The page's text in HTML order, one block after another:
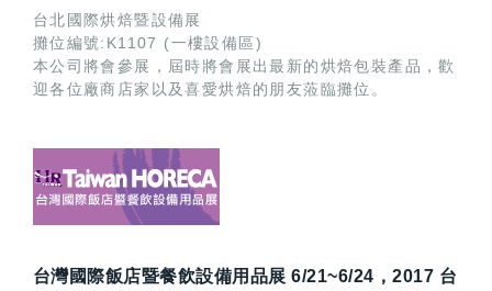
台北國際烘焙暨設備展
攤位編號:K1107 (一樓設備區)
本公司將會參展，屆時將會展出最新的烘焙包裝產品，歡
迎各位廠商店家以及喜愛烘焙的朋友蒞臨攤位。
台灣國際飯店暨餐飲設備用品展 6/21~6/24，2017 台